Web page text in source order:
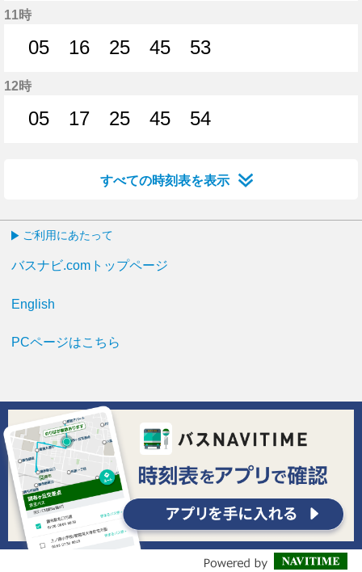
11時
05
16
25
45
53
12時
05
17
25
45
54
すべての時刻表を表示
ご利用にあたって
バスナビ.comトップページ
English
PCページはこちら